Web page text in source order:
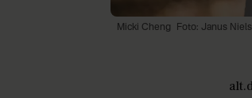
Micki Cheng Foto: Janus